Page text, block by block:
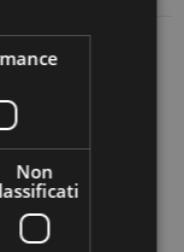
Non